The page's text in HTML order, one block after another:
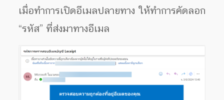
เมื่อทำการเปิดอีเมลปลายทาง ให้ทำการคัดลอก
“รหัส” ที่ส่งมาทางอีเมล